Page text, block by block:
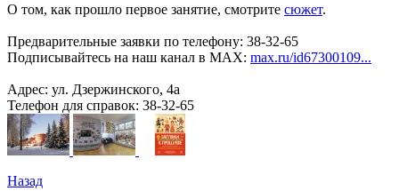
О том, как прошло первое занятие, смотрите сюжет.
Предварительные заявки по телефону: 38-32-65
Подписывайтесь на наш канал в MAX: max.ru/id67300109...
Адрес: ул. Дзержинского, 4а
Телефон для справок: 38-32-65
Назад